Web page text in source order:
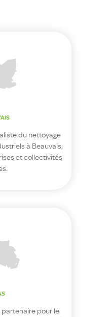
du nettoyage
à Beauvais,
et collectivités
partenaire pour le